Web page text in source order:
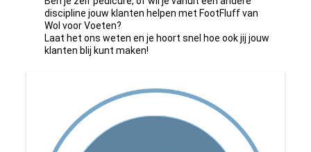
discipline jouw klanten helpen met FootFluff van
Wol voor Voeten?
Laat het ons weten en je hoort snel hoe ook jij jouw
klanten blij kunt maken!